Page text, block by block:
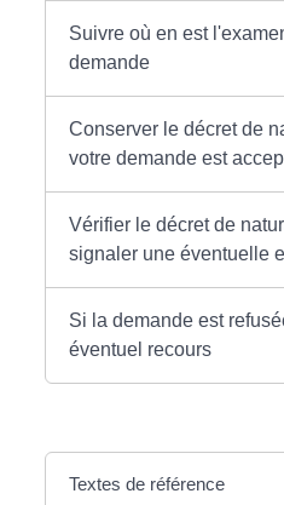
Suivre où en est
demande
Conserver le décret de
votre demande est
Vérifier le décret de
signaler une éventuelle
Si la demande est
éventuel recours
Textes de référence